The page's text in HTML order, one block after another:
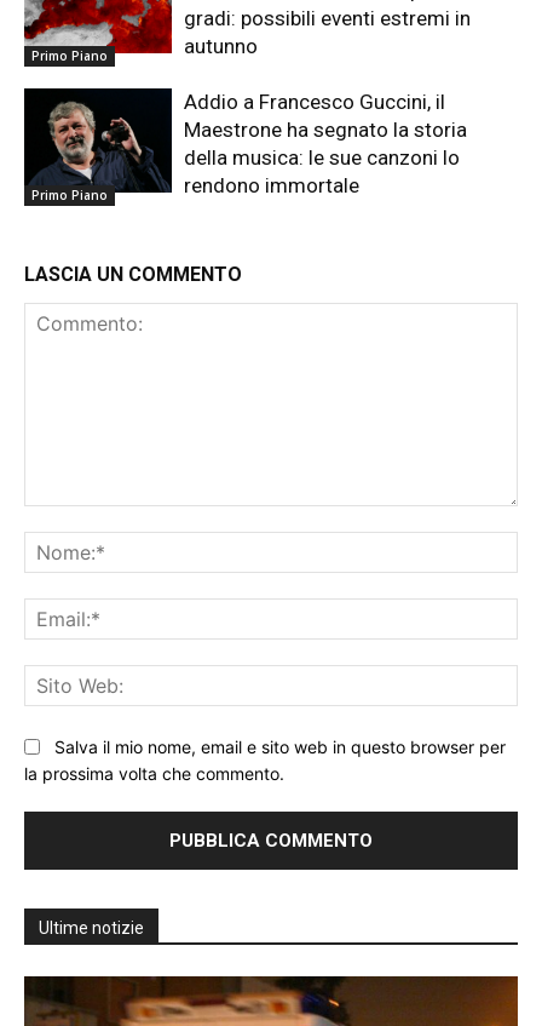
Primo Piano
gradi: possibili eventi estremi in
autunno
Primo Piano
Addio a Francesco Guccini, il
Maestrone ha segnato la storia
della musica: le sue canzoni lo
rendono immortale
LASCIA UN COMMENTO
Salva il mio nome, email e sito web in questo browser per
la prossima volta che commento.
Ultime notizie